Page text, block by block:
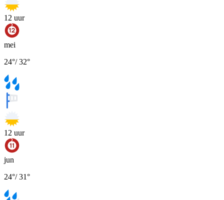
12 uur
mei
24°/32°
12 uur
jun
24°/31°